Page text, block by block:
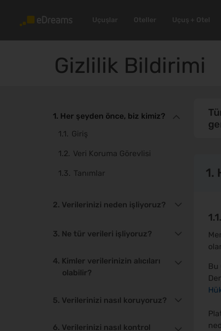
Uçuşlar Oteller Uçuş + Otel
Gizlilik Bildirimi
1. Her şeyden önce, biz kimiz?
1.1. Giriş
1.2. Veri Koruma Görevlisi
1.3. Tanımlar
2. Verilerinizi neden işliyoruz?
3. Ne tür verileri işliyoruz?
4. Kimler verilerinizin alıcıları
olabilir?
5. Verilerinizi nasıl koruyoruz?
6. Verilerinizi nasıl kontrol
1.
Bu